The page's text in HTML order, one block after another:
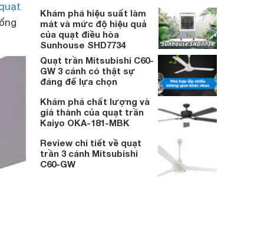
Khám phá hiệu suất làm
mát và mức độ hiệu quả
của quạt điều hòa
Sunhouse SHD7734
Quạt trần Mitsubishi C60-
GW 3 cánh có thật sự
đáng để lựa chọn
Khám phá chất lượng và
giá thành của quạt trần
Kaiyo OKA-181-MBK
Review chi tiết về quạt
trần 3 cánh Mitsubishi
C60-GW